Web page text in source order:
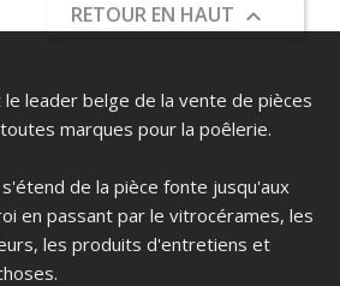
RETOUR EN HAUT 
le leader belge de la vente de pièces
marques pour la poêlerie.
de la pièce fonte jusqu'aux
en passant par le vitrocérames, les
les produits d'entretiens et